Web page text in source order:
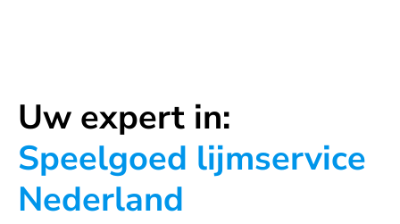
Uw expert in:
Speelgoed lijmservice
Nederland